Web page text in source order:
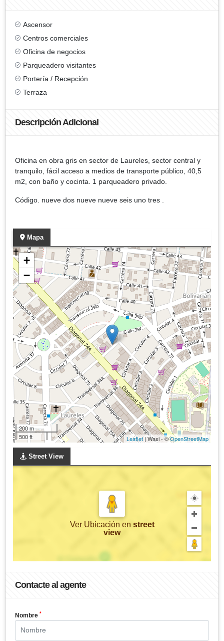
Ascensor
Centros comerciales
Oficina de negocios
Parqueadero visitantes
Portería / Recepción
Terraza
Descripción Adicional
Oficina en obra gris en sector de Laureles, sector central y
tranquilo, fácil acceso a medios de transporte público, 40,5
m2, con baño y cocinta. 1 parqueadero privado.
Código. nueve dos nueve nueve seis uno tres .
Mapa
+
−
200 m
500 ft
Leaflet | Wasi - ©OpenStreetMap
Street View
Ver Ubicación en street
view
Contacte al agente
Nombre *